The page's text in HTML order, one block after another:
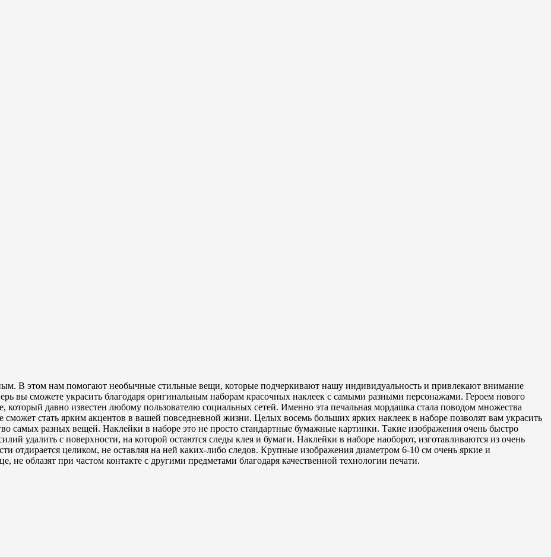
В этом нам помогают необычные стильные вещи, которые подчеркивают нашу индивидуальность и привлекают внимание
сможете украсить благодаря оригинальным наборам красочных наклеек с самыми разными персонажами. Героем нового
давно известен любому пользователю социальных сетей. Именно эта печальная мордашка стала поводом множества
стать ярким акцентов в вашей повседневной жизни. Целых восемь больших ярких наклеек в наборе позволят вам украсить
самых разных вещей. Наклейки в наборе это не просто стандартные бумажные картинки. Такие изображения очень быстро
удалить с поверхности, на которой остаются следы клея и бумаги. Наклейки в наборе наоборот, изготавливаются из очень
отдирается целиком, не оставляя на ней каких-либо следов. Крупные изображения диаметром 6-10 см очень яркие и
облазят при частом контакте с другими предметами благодаря качественной технологии печати.